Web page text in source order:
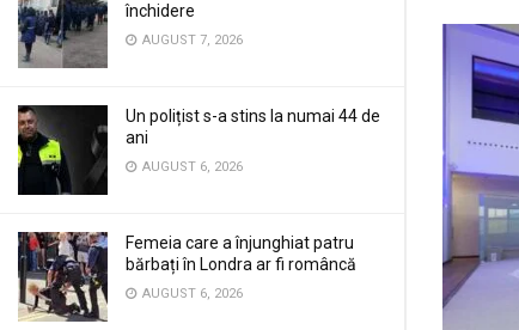
închidere
AUGUST 7, 2026
Un polițist s-a stins la numai 44 de
ani
AUGUST 6, 2026
Femeia care a înjunghiat patru
bărbați în Londra ar fi româncă
AUGUST 6, 2026